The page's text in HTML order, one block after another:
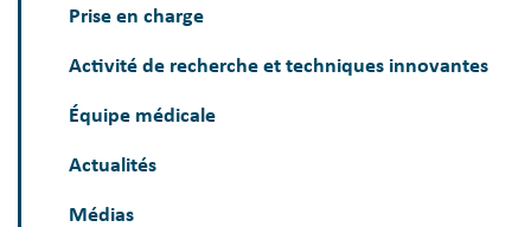
Prise en charge
Activité de recherche et techniques innovantes
Équipe médicale
Actualités
Médias